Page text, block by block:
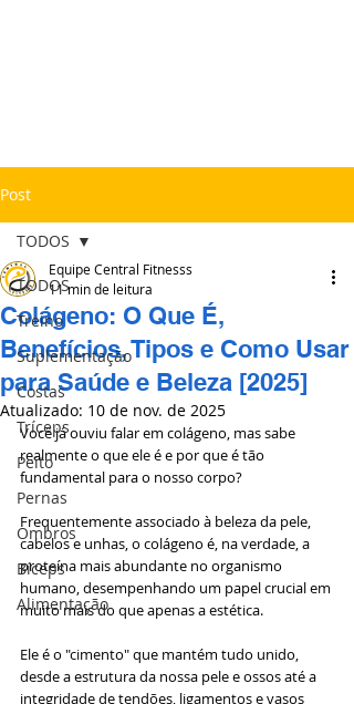
Post
TODOS
Treino
Suplementação
Costas
Tríceps
Peito
Pernas
Ombros
Bíceps
Alimentação
TODOS
Colágeno: O Que É,
Benefícios, Tipos e Como Usar
para Saúde e Beleza [2025]
Equipe Central Fitnesss
11 min de leitura
Atualizado: 10 de nov. de 2025
Você já ouviu falar em colágeno, mas sabe
realmente o que ele é e por que é tão
fundamental para o nosso corpo?
Frequentemente associado à beleza da pele,
cabelos e unhas, o colágeno é, na verdade, a
proteína mais abundante no organismo
humano, desempenhando um papel crucial em
muito mais do que apenas a estética.
Ele é o "cimento" que mantém tudo unido,
desde a estrutura da nossa pele e ossos até a
integridade de tendões, ligamentos e vasos